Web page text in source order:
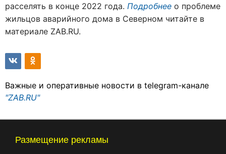
расселять в конце 2022 года. Подробнее о проблеме
жильцов аварийного дома в Северном читайте в
материале ZAB.RU.
Важные и оперативные новости в telegram-канале
"ZAB.RU"
Размещение рекламы